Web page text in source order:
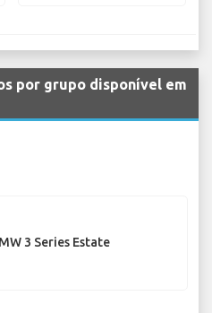
por grupo disponível em
3 Series Estate